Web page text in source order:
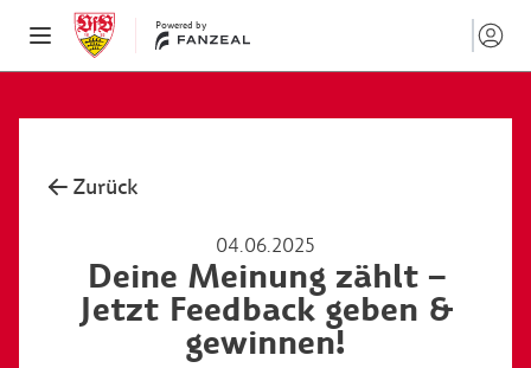
Powered by
Zurück
04.06.2025
Deine Meinung zählt –
Jetzt Feedback geben &
gewinnen!